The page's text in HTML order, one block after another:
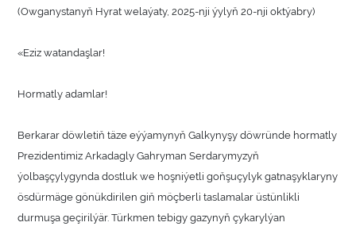
(Owganystanyň Hyrat welaýaty, 2025-nji ýylyň 20-nji oktýabry)
«Eziz watandaşlar!
Hormatly adamlar!
Berkarar döwletiň täze eýýamynyň Galkynyşy döwründe hormatly
Prezidentimiz Arkadagly Gahryman Serdarymyzyň
ýolbaşçylygynda dostluk we hoşniýetli goňşuçylyk gatnaşyklaryny
ösdürmäge gönükdirilen giň möçberli taslamalar üstünlikli
durmuşa geçirilýär. Türkmen tebigy gazynyň çykarylýan